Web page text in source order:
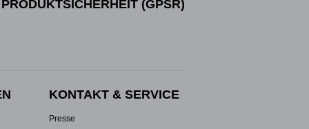
PRODUKTSICHERHEIT (GPSR)
KONTAKT & SERVICE
Presse